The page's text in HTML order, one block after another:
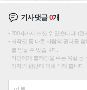
기사댓글0개
200자까지 쓰실 수 있습니다. (현
저작권 등 다른 사람의 권리를
를 받을 수 있습니다.
타인에게 불쾌감을 주는 욕설
리자의 판단에 의해 삭제 합니다.